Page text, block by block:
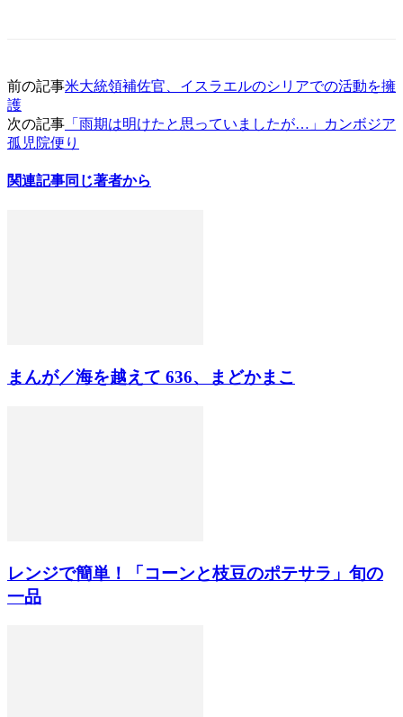
前の記事米大統領補佐官、イスラエルのシリアでの活動を擁
護
次の記事 「雨期は明けたと思っていましたが…」カンボジア
孤児院便り
関連記事同じ著者から
まんが／海を越えて 636、まどかまこ
レンジで簡単！「コーンと枝豆のポテサラ」旬の
一品